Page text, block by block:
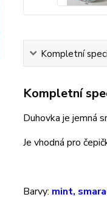
Kompletní
Kompletní
Duhovka je jemná
Je vhodná pro
Barvy: mint,